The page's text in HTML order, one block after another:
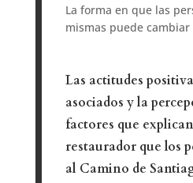
La forma en que las
mismas puede
Las actitudes
asociados y la
factores que
restaurador que los
al Camino de